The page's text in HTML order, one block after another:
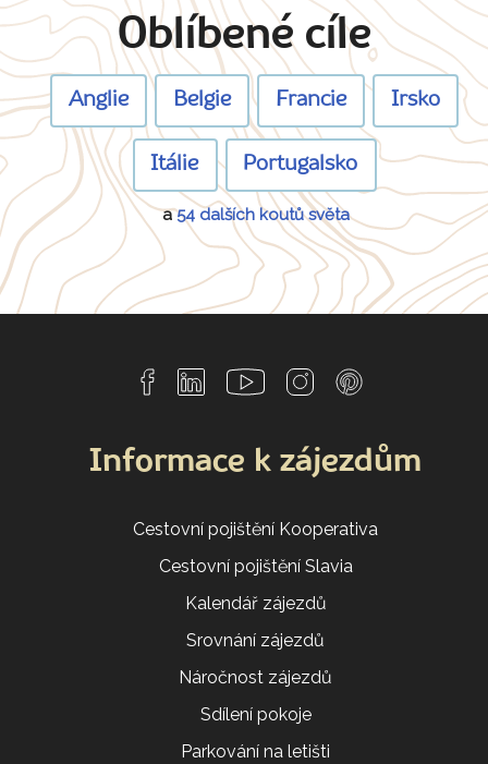
Oblíbené cíle
Anglie Belgie Francie Irsko
Itálie Portugalsko
a54 dalších koutů světa
Informace k zájezdům
Cestovní pojištění Kooperativa
Cestovní pojištění Slavia
Kalendář zájezdů
Srovnání zájezdů
Náročnost zájezdů
Sdílení pokoje
Parkování na letišti